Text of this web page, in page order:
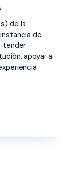
de la
de
tender
apoyar a